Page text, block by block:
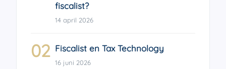
fiscalist?
14 april 2026
02 Fiscalist en Tax Technology
16 juni 2026